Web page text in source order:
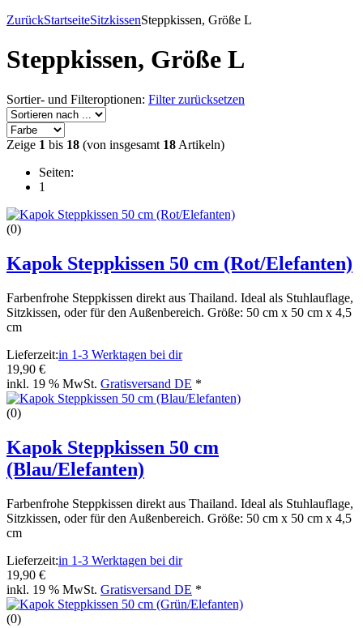
ZurückStartseiteSitzkissenSteppkissen, Größe L
Steppkissen, Größe L
Sortier- und Filteroptionen: Filter zurücksetzen
Zeige 1 bis 18 (von insgesamt 18 Artikeln)
Seiten:
1
(0)
Kapok Steppkissen 50 cm (Rot/Elefanten)
Farbenfrohe Steppkissen direkt aus Thailand. Ideal als Stuhlauflage,
Sitzkissen, oder für den Außenbereich. Größe: 50 cm x 50 cm x 4,5
cm
Lieferzeit:in 1-3 Werktagen bei dir
19,90 €
inkl. 19 % MwSt. Gratisversand DE *
(0)
Kapok Steppkissen 50 cm
(Blau/Elefanten)
Farbenfrohe Steppkissen direkt aus Thailand. Ideal als Stuhlauflage,
Sitzkissen, oder für den Außenbereich. Größe: 50 cm x 50 cm x 4,5
cm
Lieferzeit:in 1-3 Werktagen bei dir
19,90 €
inkl. 19 % MwSt. Gratisversand DE *
(0)